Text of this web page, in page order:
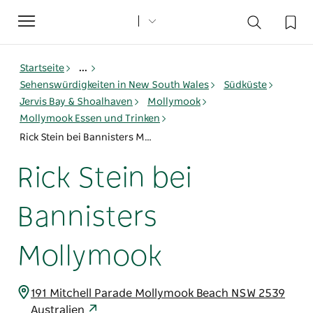
Toggle
navigation
Startseite
...
Sehenswürdigkeiten in New South Wales
Südküste
Jervis Bay & Shoalhaven
Mollymook
Mollymook Essen und Trinken
Rick Stein bei Bannisters Mollymook
Rick Stein bei
Bannisters
Mollymook
191 Mitchell Parade Mollymook Beach NSW 2539
Australien